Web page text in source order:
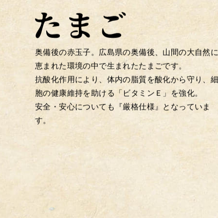
奥備後の赤玉子。広島県の奥備後、山間の大自然
恵まれた環境の中で生まれたたまごです。
抗酸化作用により、体内の脂質を酸化から守り、
胞の健康維持を助ける「ビタミンＥ」を強化。
安全・安心についても『厳格仕様』となっていま
す。